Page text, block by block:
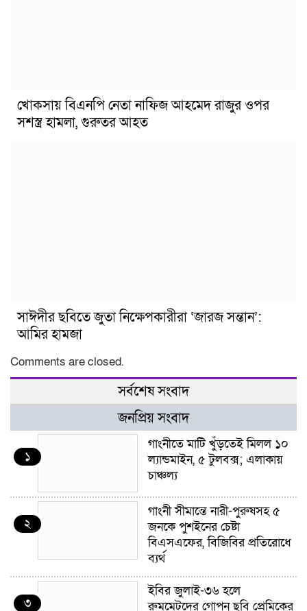
খোকসায় বিএনপি নেতা নাফিজ আহমেদ রাজুর ওপর
সশস্ত্র হামলা, গুরুতর আহত
সাঈদীর ছবিতে জুতা নিক্ষেপকারীরা ‘জারজ সন্তান’:
আমির হামজা
Comments are closed.
সর্বশেষ সংবাদ
জনপ্রিয় সংবাদ
১
গাংনীতে মাটি খুঁড়তেই মিলল ১০
ল্যান্ডমাইন, ৫ টুলবক্স; এলাকায়
চাঞ্চল্য
২
গাংনী সীমান্তে নারী-পুরুষসহ ৫
জনকে পুশইনের চেষ্টা
বিএসএফের, বিজিবির প্রতিরোধে
ব্যর্থ
৩
ইবির জুলাই-৩৬ হলে
রুমমেটদের গোপন ছবি প্রেমিকের